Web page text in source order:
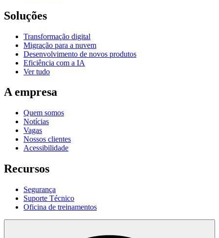
Soluções
Transformação digital
Migração para a nuvem
Desenvolvimento de novos produtos
Eficiência com a IA
Ver tudo
A empresa
Quem somos
Notícias
Vagas
Nossos clientes
Acessibilidade
Recursos
Segurança
Suporte Técnico
Oficina de treinamentos